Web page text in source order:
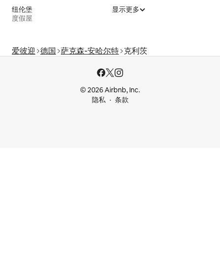
纽伦堡
度假屋
显示更多
爱彼迎 德国 萨克森-安哈尔特 克利茨
© 2026 Airbnb, Inc.
隐私
条款